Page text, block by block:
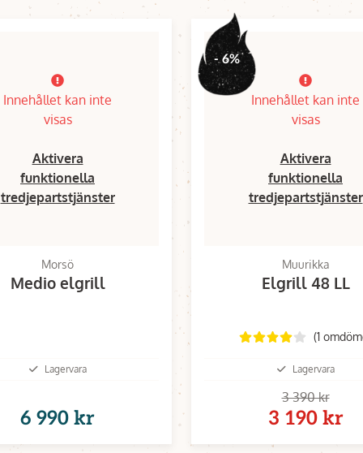
Innehållet kan inte
visas
Aktivera
funktionella
tredjepartstjänster
Morsö
Medio elgrill
Lagervara
6 990 kr
- 6%
Innehållet kan inte
visas
Aktivera
funktionella
tredjepartstjänster
Muurikka
Elgrill 48 LL
(1
Lagervara
3 390 kr
3 190 kr